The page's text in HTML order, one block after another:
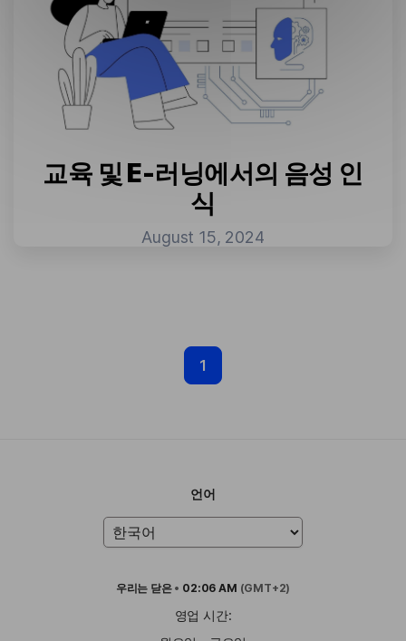
교육 및 E-러닝에서의 음성 인
식
August 15, 2024
1
언어
우리는 닫은 • 02:06 AM (GMT+2)
영업 시간: